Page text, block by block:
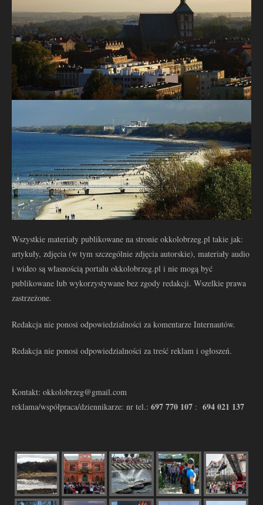
Wszystkie materiały publikowane na stronie okkolobrzeg.pl takie jak:
artykuły, zdjęcia (w tym szczególnie zdjęcia autorskie), materiały audio
i wideo są własnością portalu okkolobrzeg.pl i nie mogą być
publikowane lub wykorzystywane bez zgody redakcji. Wszelkie prawa
zastrzeżone.
Redakcja nie ponosi odpowiedzialności za komentarze Internautów.
Redakcja nie ponosi odpowiedzialności za treść reklam i ogłoszeń.
Kontakt: okkolobrzeg@gmail.com
reklama/współpraca/dziennikarze: nr tel.: 697 770 107 : 694 021 137